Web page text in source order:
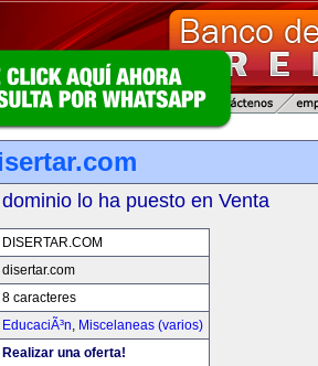
lo ha puesto en Venta
DISERTAR.COM
disertar.com
8 caracteres
EducaciÃ³n, Miscelaneas (varios)
Realizar una oferta!